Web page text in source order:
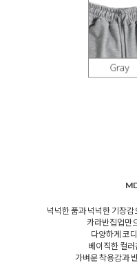
넉넉한 품과 넉넉한 기장
카라반집업만
다양하게 코
베이직한 컬
가벼운 착용감과